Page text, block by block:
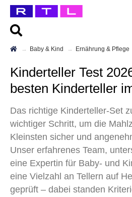
Baby & Kind Ernährung & Pflege
Kinderteller Test 2026 • Die 7
besten Kinderteller
Das richtige Kinderteller-Set
wichtiger Schritt, um die
Kleinsten sicher und
Unser erfahrenes Team,
eine Expertin für Baby- und
eine Vielzahl an Tellern auf
geprüft – dabei standen